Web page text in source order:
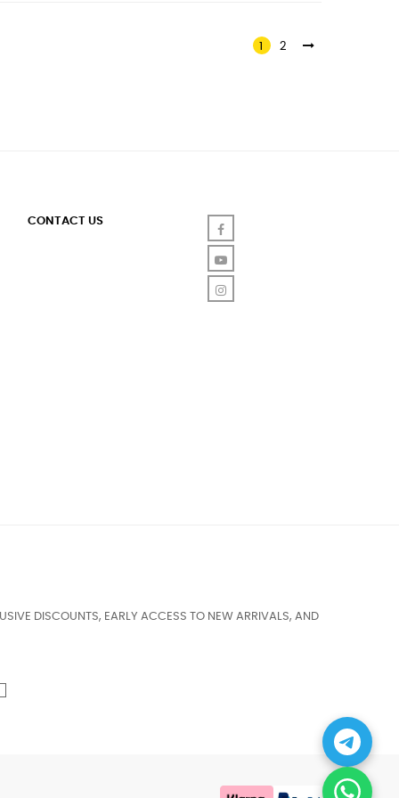
1 2
CONTACT US
DISCOUNTS, EARLY ACCESS TO NEW ARRIVALS, AND